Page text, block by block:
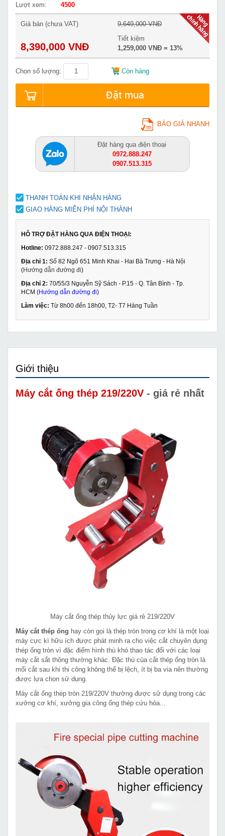
Lượt xem:
4500
Giá bán (chưa VAT)
8,390,000 VNĐ
9,649,000 VNĐ
Tiết kiệm
1,259,000 VNĐ = 13%
Chọn số lượng: Còn hàng
Đặt mua
BÁO GIÁ NHANH
Đặt hàng qua điện thoại
0972.888.247
0907.513.315
THANH TOÁN KHI NHẬN HÀNG
GIAO HÀNG MIỄN PHÍ NỘI THÀNH
HỖ TRỢ ĐẶT HÀNG QUA ĐIỆN THOẠI:
Hotline: 0972.888.247 - 0907.513.315
Địa chỉ 1: Số 82 Ngõ 651 Minh Khai - Hai Bà Trưng - Hà Nội
(Hướng dẫn đường đi)
Địa chỉ 2: 70/55/3 Nguyễn Sỹ Sách - P.15 - Q. Tân Bình - Tp.
HCM (Hướng dẫn đường đi)
Làm việc: Từ 8h00 đến 18h00, T2- T7 Hàng Tuần
Giới thiệu
Máy cắt ống thép 219/220V - giá rẻ nhất
Máy cắt ống thép thủy lực giá rẻ 219/220V
Máy cắt thép ống hay còn gọi là thép tròn trong cơ khí là một loại
máy cực kì hữu ích được phát minh ra cho việc cắt chuyên dụng
thép ống tròn vì đặc điểm hình thù khó thao tác đối với các loại
máy cắt sắt thông thường khác. Đặc thù của cắt thép ống tròn là
mối cắt sau khi thi công không thể bị lệch, ít bị ba via nên thường
được lựa chọn sử dụng.
Máy cắt ống thép tròn 219/220V thường được sử dụng trong các
xưởng cơ khí, xưởng gia công ống thép cứu hỏa...